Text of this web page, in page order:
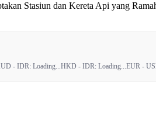
Stasiun dan Kereta Api yang
- IDR: Loading...HKD - IDR: Loading...EUR -